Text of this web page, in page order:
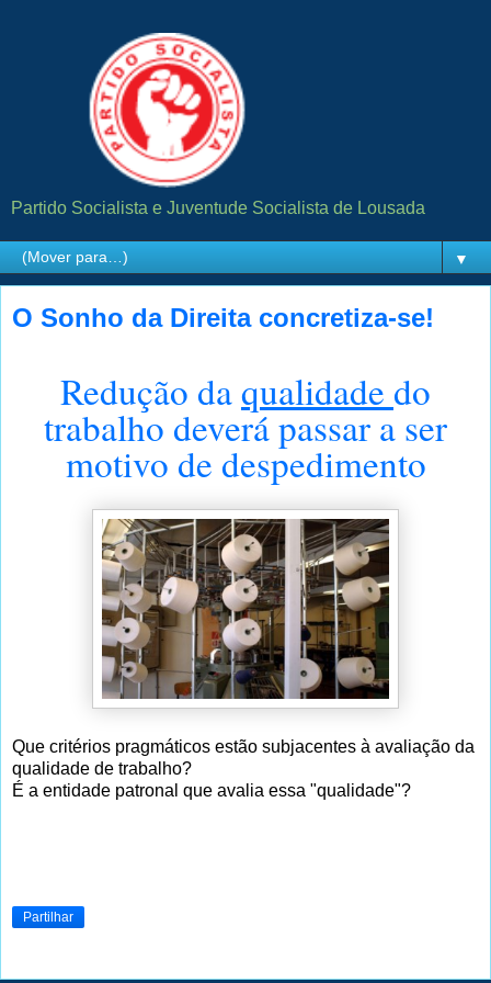
Partido Socialista e Juventude Socialista de Lousada
▼
O Sonho da Direita concretiza-se!
Redução daqualidade do
trabalho deverá passar a ser
motivo de despedimento
Que critérios pragmáticos estão subjacentes à avaliação da
qualidade de trabalho?
É a entidade patronal que avalia essa "qualidade"?
Partilhar